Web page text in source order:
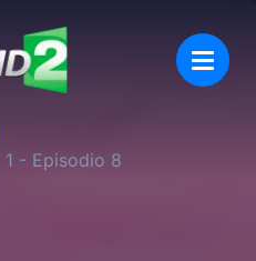
1 - Episodio 8